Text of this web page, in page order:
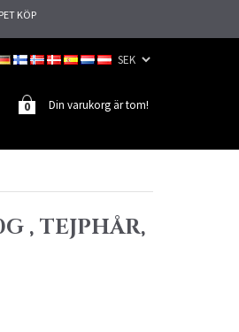
KÖP
Din varukorg är tom!
0
, TEJPHÅR,